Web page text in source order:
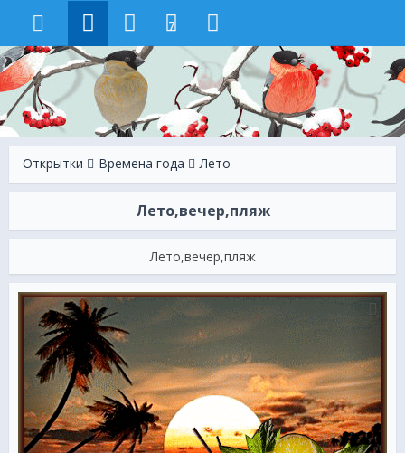
7
Открытки Времена года Лето
Лето,вечер,пляж
Лето,вечер,пляж